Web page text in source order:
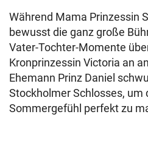
Während Mama Prinzessin
bewusst die ganz große
Vater-Tochter-Momente
Kronprinzessin Victoria an
Ehemann Prinz Daniel
Stockholmer Schlosses, um
Sommergefühl perfekt zu